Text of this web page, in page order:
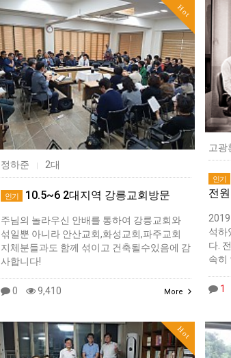
Hot
정하준 | 2대
인기 10.5~6 2대지역 강릉교회방문
주님의 놀라우신 안배를 통하여 강릉교회와
섞일뿐 아니라 안산교회,화성교회,파주교회
지체분들과도 함께 섞이고 건축될수있음에 감
사합니다!
0 9,410 More
고광
인기
전
석하
다.
속히
1
Hot